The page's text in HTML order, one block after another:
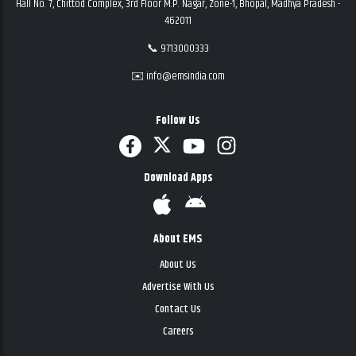
Hall No. 7, Chittod Complex, 3rd Floor M.P. Nagar, Zone-1, Bhopal, Madhya Pradesh -
462011
📞 9713000333
✉️ info@emsindia.com
Follow Us
Download Apps
About EMS
About Us
Advertise With Us
Contact Us
Careers